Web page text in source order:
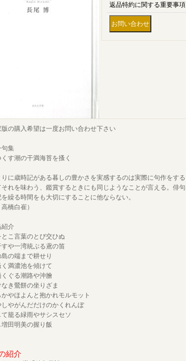
返品特約に関する重要事項
の購入希望は一度お問い合わせ下さい
集
す潮の干満海苔を搔く
に歳時記がある暮しの豊かさを実感するのは実際に句作をす
それを味わう、鑑賞するときにも同じようなことが言える。俳
繰る時間をも大切にすることに他ならない。
高橋白崔）
介
こ言葉のとび交ひぬ
すや一湾統ぶる鳶の笛
の端まで耕せり
満濃池を傾けて
くぐる潮路や沖膾
なき鶯餅の坐りざま
かやほよんと抱かれモルモット
しやがんだだけのかくれんぼ
籠る緑雨やサシスセソ
増田明美の握り飯
紹介